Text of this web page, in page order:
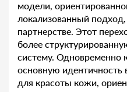
модели,
локализованный
партнерстве. Этот
более
систему. Одновременно
основную идентичность
для красоты кожи,